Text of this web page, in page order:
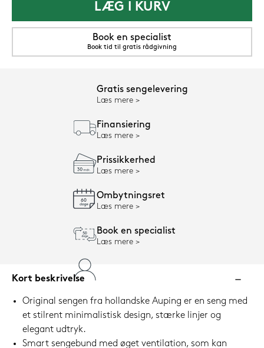
LÆG I KURV
Book en specialist
Book tid til gratis rådgivning
Gratis sengelevering
Læs mere
Finansiering
Læs mere
Prissikkerhed
Læs mere
Ombytningsret
Læs mere
Book en specialist
Læs mere
Kort beskrivelse
Original sengen fra hollandske Auping er en seng med
et stilrent minimalistisk design, stærke linjer og
elegant udtryk.
Smart sengebund med øget ventilation, som kan